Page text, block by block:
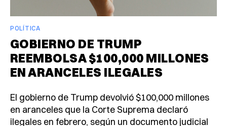
POLÍTICA
GOBIERNO DE TRUMP
REEMBOLSA $100,000 MILLONES
EN ARANCELES ILEGALES
El gobierno de Trump devolvió $100,000 millones
en aranceles que la Corte Suprema declaró
ilegales en febrero, según un documento judicial